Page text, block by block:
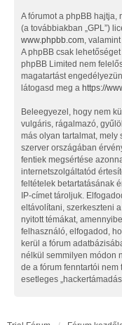
A fórumot a phpBB hajtja,
(a továbbiakban „GPL”)
www.phpbb.com ,
A phpBB csak
phpBB Limited nem
magatartást
látogasd meg a https://
Beleegyezel, hogy nem
vulgáris, rágalmazó,
más olyan tartalmat, mely
szerver országában
fentiek megsértése
internetszolgáltatód
feltételek betartatásának
IP-címet tároljuk.
eltávolítani, szerkeszteni
nyitott témákat,
felhasználó, elfogadod,
kerül a fórum
nélkül semmilyen módon
de a fórum fenntartói
esetleges